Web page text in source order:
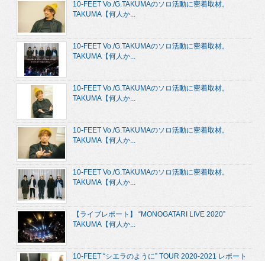
10-FEET Vo./G.TAKUMAのソロ活動に密着取材。
TAKUMA【何人か...
10-FEET Vo./G.TAKUMAのソロ活動に密着取材。
TAKUMA【何人か...
10-FEET Vo./G.TAKUMAのソロ活動に密着取材。
TAKUMA【何人か...
10-FEET Vo./G.TAKUMAのソロ活動に密着取材。
TAKUMA【何人か...
10-FEET Vo./G.TAKUMAのソロ活動に密着取材。
TAKUMA【何人か...
【ライブレポート】 “MONOGATARI LIVE 2020”
TAKUMA【何人か...
10-FEET “シエラのように” TOUR 2020-2021 レポート